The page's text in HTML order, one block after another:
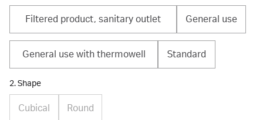
Filtered product, sanitary outlet General use
General use with thermowell Standard
2. Shape
Cubical Round